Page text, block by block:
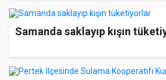
Samanda saklayıp kışın